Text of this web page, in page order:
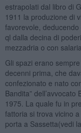
estrapolati dal libro di
1911 la produzione di
favorevole,
ql dalla decina di
mezzadria o con
Gli spazi erano
decenni prima, che
confezionato e nato
Bandita”
1975. La quale fu in
fattoria si trova vicino
porta a Sassetta(vedi